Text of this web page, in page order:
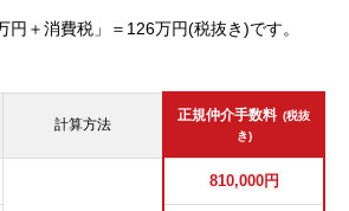
円＋消費税」＝126万円(税抜き)です。
計算方法
正規仲介手数料 (税抜
き)
810,000円